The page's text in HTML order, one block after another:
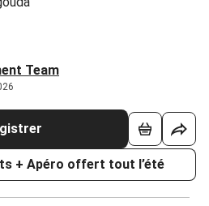
Team
+ Apéro offert tout l’été